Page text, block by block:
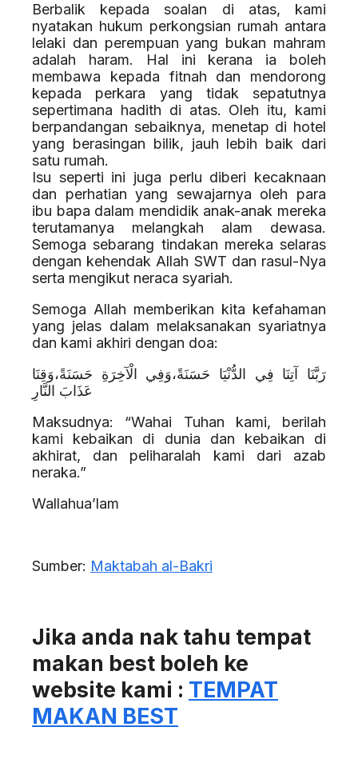
Berbalik kepada soalan di atas, kami
nyatakan hukum perkongsian rumah antara
lelaki dan perempuan yang bukan mahram
adalah haram. Hal ini kerana ia boleh
membawa kepada fitnah dan mendorong
kepada perkara yang tidak sepatutnya
sepertimana hadith di atas. Oleh itu, kami
berpandangan sebaiknya, menetap di hotel
yang berasingan bilik, jauh lebih baik dari
satu rumah.
Isu seperti ini juga perlu diberi kecaknaan
dan perhatian yang sewajarnya oleh para
ibu bapa dalam mendidik anak-anak mereka
terutamanya melangkah alam dewasa.
Semoga sebarang tindakan mereka selaras
dengan kehendak Allah SWT dan rasul-Nya
serta mengikut neraca syariah.
Semoga Allah memberikan kita kefahaman
yang jelas dalam melaksanakan syariatnya
dan kami akhiri dengan doa:
رَبَّنَا آتِنَا فِي الدُّنْيَا حَسَنَةً،وَفِي الْآخِرَةِ حَسَنَةً،وَقِنَا
عَذَابَ النَّارِ
Maksudnya: “Wahai Tuhan kami, berilah
kami kebaikan di dunia dan kebaikan di
akhirat, dan peliharalah kami dari azab
neraka.”
Wallahua’lam
Sumber: Maktabah al-Bakri
Jika anda nak tahu tempat
makan best boleh ke
website kami : TEMPAT
MAKAN BEST